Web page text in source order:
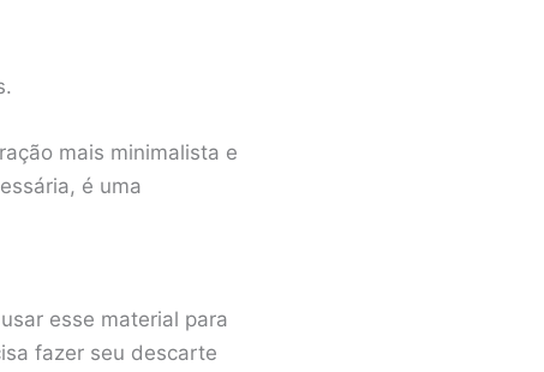
mais minimalista e
é uma
esse material para
fazer seu descarte